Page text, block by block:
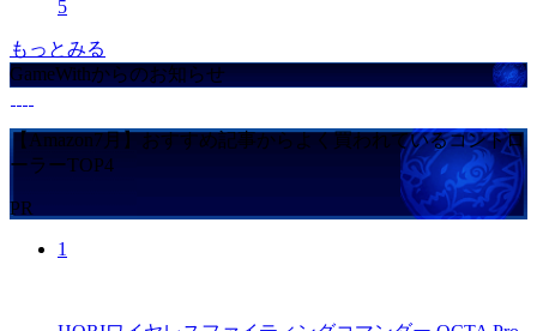
5
もっとみる
GameWithからのお知らせ
【Amazon7月】おすすめ記事からよく買われているコントロ
ーラーTOP4
PR
1